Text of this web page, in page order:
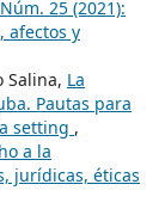
25 (2021):
afectos y
Salina, La
Pautas para
setting ,
a la
jurídicas, éticas